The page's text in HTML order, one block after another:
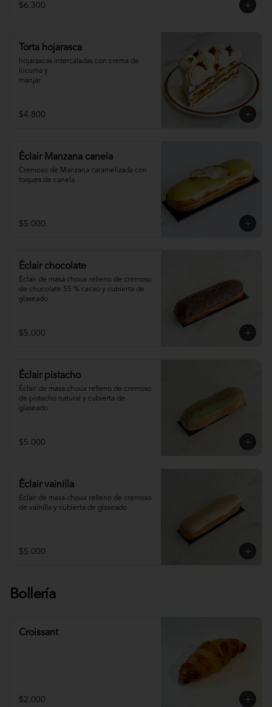
$6.300
Torta hojarasca
hojarascas intercaladas con crema de
lúcuma y
manjar
$4.800
Éclair Manzana canela
Cremoso de Manzana caramelizada con
toques de canela
$5.000
Éclair chocolate
Éclair de masa choux relleno de cremoso
de chocolate 55 % cacao y cubierta de
glaseado
$5.000
Éclair pistacho
Éclair de masa choux relleno de cremoso
de pistacho natural y cubierta de
glaseado
$5.000
Éclair vainilla
Éclair de masa choux relleno de cremoso
de vainilla y cubierta de glaseado
$5.000
Bollería
Croissant
$2.000